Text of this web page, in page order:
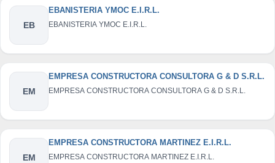
EB
EBANISTERIA YMOC E.I.R.L.
EBANISTERIA YMOC E.I.R.L.
EM
EMPRESA CONSTRUCTORA CONSULTORA G & D S.R.L.
EMPRESA CONSTRUCTORA CONSULTORA G & D S.R.L.
EM
EMPRESA CONSTRUCTORA MARTINEZ E.I.R.L.
EMPRESA CONSTRUCTORA MARTINEZ E.I.R.L.